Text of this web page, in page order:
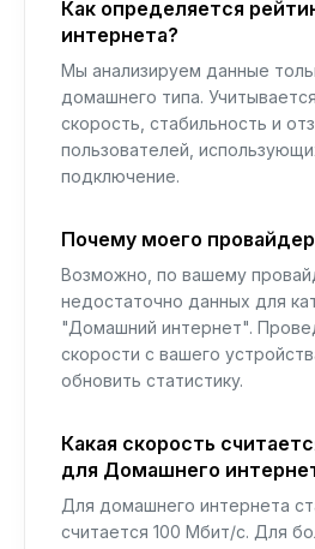
Как определяется
интернета?
Мы анализируем данные
домашнего типа.
скорость, стабильность и
пользователей,
подключение.
Почему моего
Возможно, по вашему
недостаточно данных для
"Домашний интернет".
скорости с вашего
обновить статистику.
Какая скорость
для Домашнего
Для домашнего интернета
считается 100 Мбит/с. Для